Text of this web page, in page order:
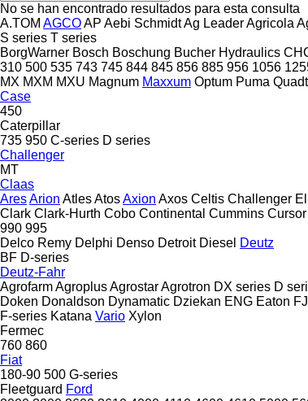
No se han encontrado resultados para esta consulta
A.TOM AGCOAP Aebi SchmidtAg LeaderAgricola
S series T series
BorgWarner Bosch Boschung Bucher Hydraulics
310 500 535 743 745 844 845 856 885 956 1056
MX MXM MXU Magnum Maxxum Optum Puma
Case
450
Caterpillar
735 950 C-series D series
Challenger
MT
Claas
AresArion AtlesAtosAxion Axos Celtis Challenger
Clark Clark-Hurth Cobo Continental Cummins Cursor
990 995
Delco Remy Delphi Denso Detroit Diesel Deutz
BF D-series
Deutz-Fahr
AgrofarmAgroplusAgrostarAgrotron DX series D
Doken Donaldson Dynamatic Dziekan ENG Eaton
F-series Katana Vario Xylon
Fermec
760 860
Fiat
180-90 500 G-series
Fleetguard Ford